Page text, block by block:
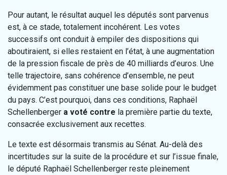
Pour autant, le résultat auquel les députés sont parvenus
est, à ce stade, totalement incohérent. Les votes
successifs ont conduit à empiler des dispositions qui
aboutiraient, si elles restaient en l’état, à une augmentation
de la pression fiscale de près de 40 milliards d’euros. Une
telle trajectoire, sans cohérence d’ensemble, ne peut
évidemment pas constituer une base solide pour le budget
du pays. C’est pourquoi, dans ces conditions, Raphaël
Schellenberger a voté contre la première partie du texte,
consacrée exclusivement aux recettes.
Le texte est désormais transmis au Sénat. Au-delà des
incertitudes sur la suite de la procédure et sur l’issue finale,
le député Raphaël Schellenberger reste pleinement